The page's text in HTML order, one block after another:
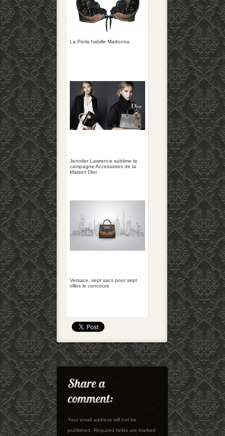
La Perla habille Madonna
Jennifer Lawrence sublime la
campagne Accessoires de la
Maison Dior
Versace, sept sacs pour sept
villes le concours
Your email address will not be
published. Required fields are marked